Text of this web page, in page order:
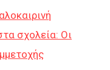
σχολεία: Οι